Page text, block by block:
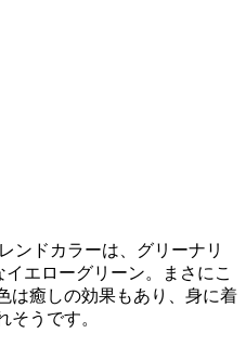
ンドカラーは、グリーナリ
イエローグリーン。まさにこ
は癒しの効果もあり、身に着
そうです。